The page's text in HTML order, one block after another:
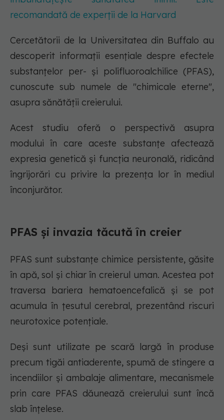
recomandată de experții de la Harvard
Cercetătorii de la Universitatea din Buffalo au
descoperit informații esențiale despre efectele
substanțelor per- și polifluoroalchilice (PFAS),
cunoscute sub numele de "chimicale eterne",
asupra sănătății creierului.
Acest studiu oferă o perspectivă asupra
modului în care aceste substanțe afectează
expresia genetică și funcția neuronală, ridicând
îngrijorări cu privire la prezența lor în mediul
înconjurător.
PFAS și invazia tăcută în creier
PFAS sunt substanțe chimice persistente, găsite
în apă, sol și chiar în creierul uman. Acestea pot
traversa bariera hematoencefalică și se pot
acumula în țesutul cerebral, prezentând riscuri
neurotoxice potențiale.
Deși sunt utilizate pe scară largă în produse
precum tigăi antiaderente, spumă de stingere a
incendiilor și ambalaje alimentare, mecanismele
prin care PFAS dăunează creierului sunt încă
slab înțelese.